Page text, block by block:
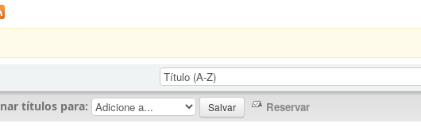
títulos para: